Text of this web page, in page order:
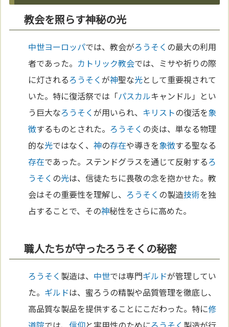
教会を照らす神秘の光
中世ヨーロッパでは、教会がろうそく の最大の利用
者であった。 カトリック教会では、ミサや祈りの際
に灯されるろうそくが神聖な光として重要視されて
いた。特に復活祭では「パスカルキャンドル」とい
う巨大なろうそくが用いられ、 キリストの復活を象
徴するものとされた。 ろうそく の炎は、単なる物理
的な光ではなく、神の存在や導きを象徴する聖なる
存在であった。ステンドグラスを通じて反射するろ
うそく の光は、信徒たちに畏敬の念を抱かせた。教
会はその重要性を理解し、 ろうそく の製造技術を独
占することで、その神秘性をさらに高めた。
職人たちが守ったろうそくの秘密
ろうそく 製造は、 中世では専門ギルドが管理してい
た。 ギルドは、蜜ろうの精製や品質管理を徹底し、
高品質な製品を提供することにこだわった。特に修